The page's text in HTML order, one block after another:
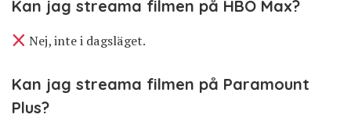
Kan jag streama filmen på HBO Max?
Nej, inte i dagsläget.
Kan jag streama filmen på Paramount
Plus?